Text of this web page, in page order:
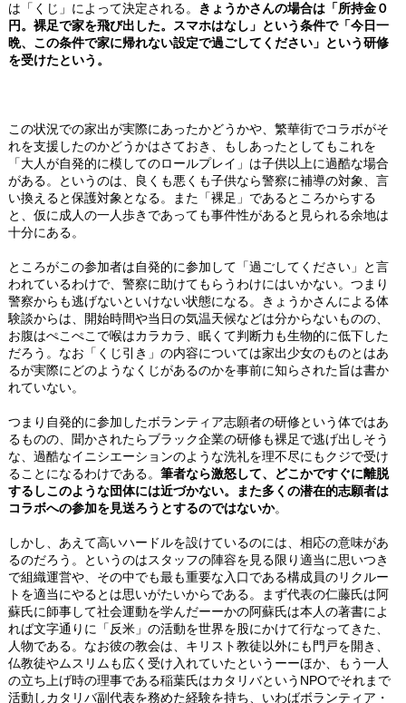
は「くじ」によって決定される。
きょうかさんの場合は「所持金０
円。裸足で家を飛び出した。スマホはなし」という条件で「今日一
晩、この条件で家に帰れない設定で過ごしてください」という研修
を受けたという。
この状況での家出が実際にあったかどうかや、繁華街でコラボがそ
れを支援したのかどうかはさておき、もしあったとしてもこれを
「大人が自発的に模してのロールプレイ」は子供以上に過酷な場合
がある。というのは、良くも悪くも子供なら警察に補導の対象、言
い換えると保護対象となる。また「裸足」であるところからする
と、仮に成人の一人歩きであっても事件性があると見られる余地は
十分にある。
ところがこの参加者は自発的に参加して「過ごしてください」と言
われているわけで、警察に助けてもらうわけにはいかない。つまり
警察からも逃げないといけない状態になる。きょうかさんによる体
験談からは、開始時間や当日の気温天候などは分からないものの、
お腹はぺこぺこで喉はカラカラ、眠くて判断力も生物的に低下した
だろう。なお「くじ引き」の内容については家出少女のものとはあ
るが実際にどのようなくじがあるのかを事前に知らされた旨は書か
れていない。
つまり自発的に参加したボランティア志願者の研修という体ではあ
るものの、聞かされたらブラック企業の研修も裸足で逃げ出しそう
な、過酷なイニシエーションのような洗礼を理不尽にもクジで受け
ることになるわけである。 筆者なら激怒して、どこかですぐに離脱
するしこのような団体には近づかない。また多くの潜在的志願者は
コラボへの参加を見送ろうとするのではないか。
しかし、あえて高いハードルを設けているのには、相応の意味があ
るのだろう。というのはスタッフの陣容を見る限り適当に思いつき
で組織運営や、その中でも最も重要な入口である構成員のリクルー
トを適当にやるとは思いがたいからである。まず代表の仁藤氏は阿
蘇氏に師事して社会運動を学んだーーかの阿蘇氏は本人の著書によ
れば文字通りに「反米」の活動を世界を股にかけて行なってきた、
人物である。なお彼の教会は、キリスト教徒以外にも門戸を開き、
仏教徒やムスリムも広く受け入れていたというーーほか、もう一人
の立ち上げ時の理事である稲葉氏はカタリバというNPOでそれまで
活動しカタリバ副代表を務めた経験を持ち、いわばボランティア・